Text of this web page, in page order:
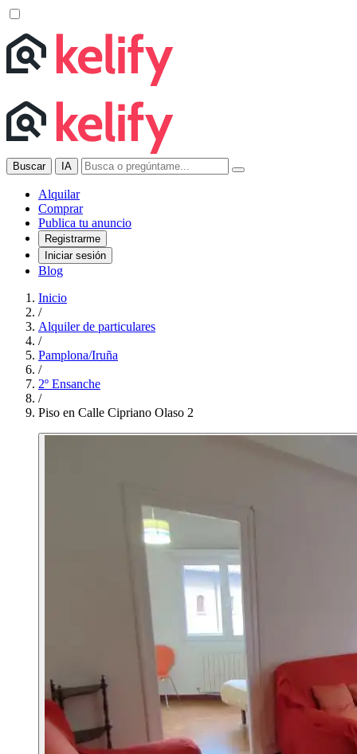
Buscar IA
Alquilar
Comprar
Publica tu anuncio
Registrarme
Iniciar sesión
Blog
Inicio
/
Alquiler de particulares
/
Pamplona/Iruña
/
2º Ensanche
/
Piso en Calle Cipriano Olaso 2